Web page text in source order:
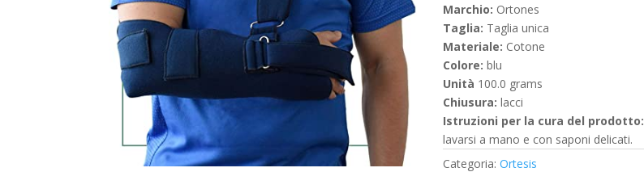
Marchio: Ortones
Taglia: Taglia unica
Materiale: Cotone
Colore: blu
Unità ‎100.0 grams
Chiusura: lacci
Istruzioni per la cura del prodotto:
lavarsi a mano e con saponi delicati.
Categoria:Ortesis